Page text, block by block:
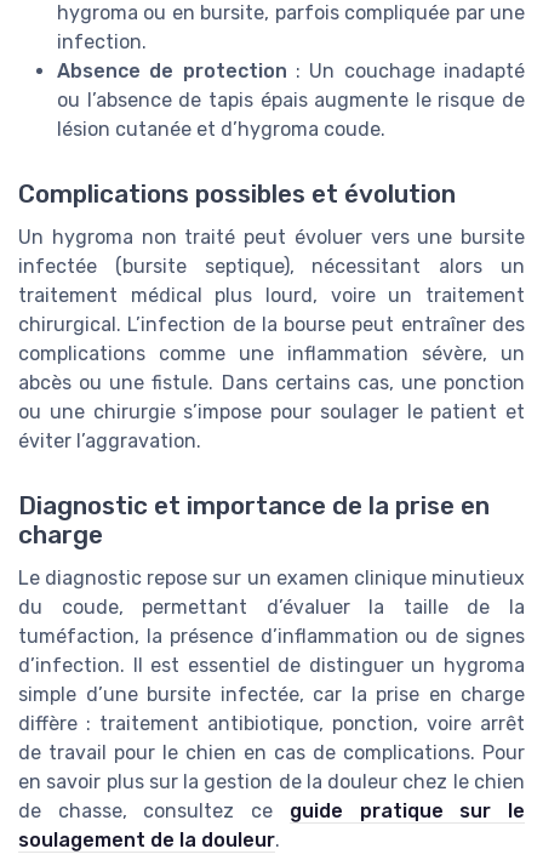
hygroma ou en bursite, parfois compliquée par une
infection.
Absence de protection : Un couchage inadapté
ou l’absence de tapis épais augmente le risque de
lésion cutanée et d’hygroma coude.
Complications possibles et évolution
Un hygroma non traité peut évoluer vers une bursite
infectée (bursite septique), nécessitant alors un
traitement médical plus lourd, voire un traitement
chirurgical. L’infection de la bourse peut entraîner des
complications comme une inflammation sévère, un
abcès ou une fistule. Dans certains cas, une ponction
ou une chirurgie s’impose pour soulager le patient et
éviter l’aggravation.
Diagnostic et importance de la prise en
charge
Le diagnostic repose sur un examen clinique minutieux
du coude, permettant d’évaluer la taille de la
tuméfaction, la présence d’inflammation ou de signes
d’infection. Il est essentiel de distinguer un hygroma
simple d’une bursite infectée, car la prise en charge
diffère : traitement antibiotique, ponction, voire arrêt
de travail pour le chien en cas de complications. Pour
en savoir plus sur la gestion de la douleur chez le chien
de chasse, consultez ce guide pratique sur le
soulagement de la douleur.